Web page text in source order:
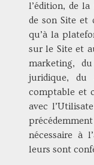
l’édition, de la
de son Site et
qu’à la
sur le Site et
marketing,
juridique, du
comptable et
avec
nécessaire à
leurs sont